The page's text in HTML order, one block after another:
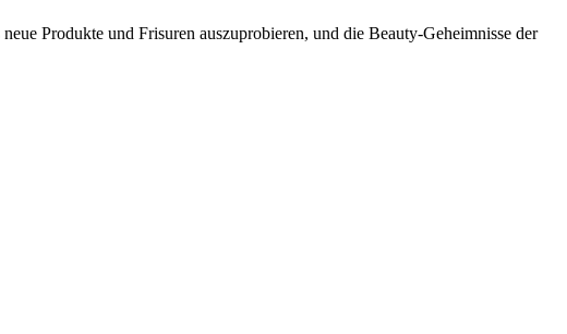
Produkte und Frisuren auszuprobieren, und die Beauty-Geheimnisse der